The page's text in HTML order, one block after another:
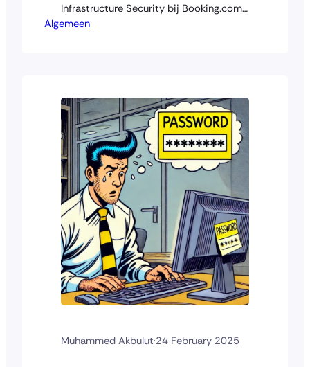
Infrastructure Security bij Booking.com,
een intrigerend verhaal over hoe hotels
versterkt door cyberaanvallen van
statelijke actoren, een nieuwe dimensie
hebben toegevoegd aan traditionele
spionageoperaties. Deze alledaagse
settings blijken soms het…
Algemeen
Muhammed Akbulut·24 February 2025